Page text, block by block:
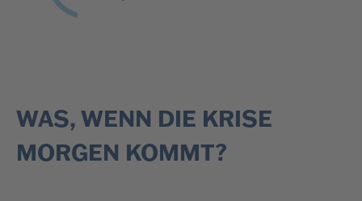
WAS, WENN DIE KRISE
MORGEN KOMMT?